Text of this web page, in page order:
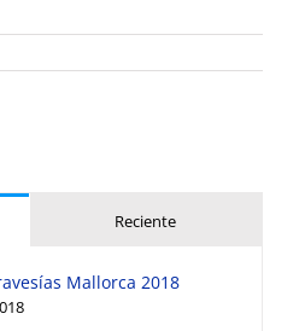
Reciente
Mallorca 2018